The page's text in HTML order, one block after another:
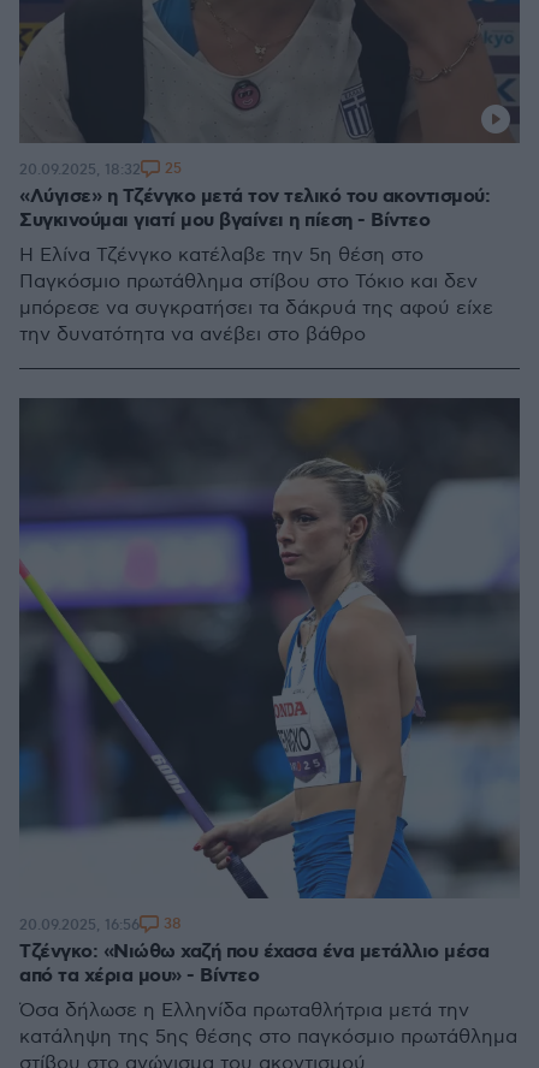
«Λύγισε» η Τζένγκο μετά τον τελικό του ακοντισμού:
Συγκινούμαι γιατί μου βγαίνει η πίεση - Βίντεο
Η Ελίνα Τζένγκο κατέλαβε την 5η θέση στο
Παγκόσμιο πρωτάθλημα στίβου στο Τόκιο και δεν
μπόρεσε να συγκρατήσει τα δάκρυά της αφού είχε
την δυνατότητα να ανέβει στο βάθρο
20.09.2025, 18:32 25
Τζένγκο: «Νιώθω χαζή που έχασα ένα μετάλλιο μέσα
από τα χέρια μου» - Βίντεο
Όσα δήλωσε η Ελληνίδα πρωταθλήτρια μετά την
κατάληψη της 5ης θέσης στο παγκόσμιο πρωτάθλημα
20.09.2025, 16:56 38